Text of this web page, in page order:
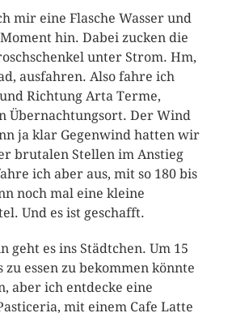
mir eine Flasche Wasser und
hin. Dabei zucken die
unter Strom. Hm,
ausfahren. Also fahre ich
Richtung Arta Terme,
Übernachtungsort. Der Wind
ja klar Gegenwind hatten wir
brutalen Stellen im Anstieg
ich aber aus, mit so 180 bis
noch mal eine kleine
Und es ist geschafft.
geht es ins Städtchen. Um 15
essen zu bekommen könnte
aber ich entdecke eine
mit einem Cafe Latte